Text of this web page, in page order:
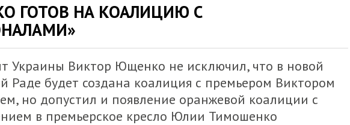
ГОТОВ НА КОАЛИЦИЮ С
Украины Виктор Ющенко не исключил, что в новой
Раде будет создана коалиция с премьером Виктором
но допустил и появление оранжевой коалиции с
в премьерское кресло Юлии Тимошенко